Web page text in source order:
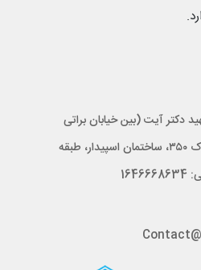
دکتر آیت (بین خیابان براتی
و خیابان قاسم زاده)، پلاک ۳۵۰، ساختمان اسپیدار، طبقه